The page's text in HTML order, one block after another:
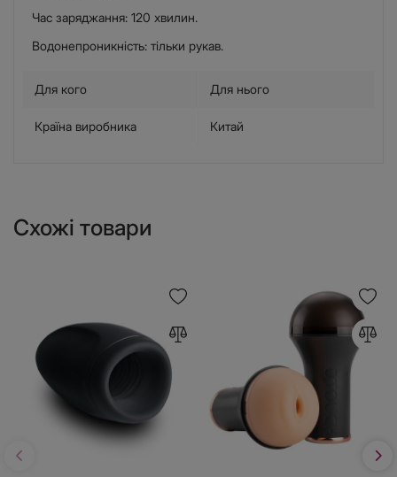
Час заряджання: 120 хвилин.
Водонепроникність: тільки рукав.
Для кого Для нього
Країна виробника Китай
Схожі товари